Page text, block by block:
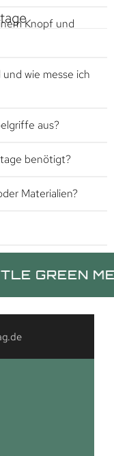
Knopf und
wie messe ich
aus?
benötigt?
Materialien?
MEN.